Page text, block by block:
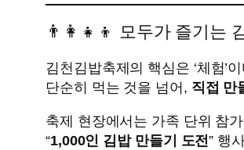
👨‍👩‍👧‍👦 모두가 즐기는
김천김밥축제의 핵심은 ‘체험’
단순히 먹는 것을 넘어, 직접 만
축제 현장에서는 가족 단위 참
“1,000인 김밥 만들기 도전” 행